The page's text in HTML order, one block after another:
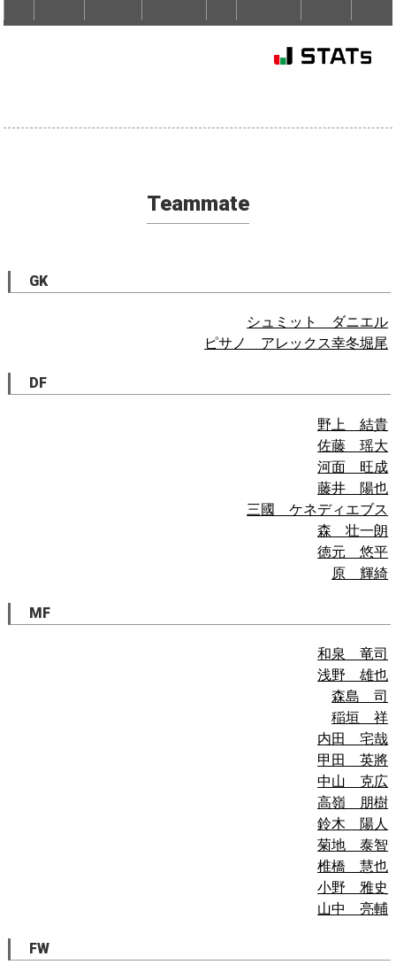
Teammate
GK
シュミット ダニエル
ピサノ アレックス幸冬堀尾
DF
野上 結貴
佐藤 瑶大
河面 旺成
藤井 陽也
三國 ケネディエブス
森 壮一朗
徳元 悠平
原 輝綺
MF
和泉 竜司
浅野 雄也
森島 司
稲垣 祥
内田 宅哉
甲田 英將
中山 克広
高嶺 朋樹
鈴木 陽人
菊地 泰智
椎橋 慧也
小野 雅史
山中 亮輔
FW